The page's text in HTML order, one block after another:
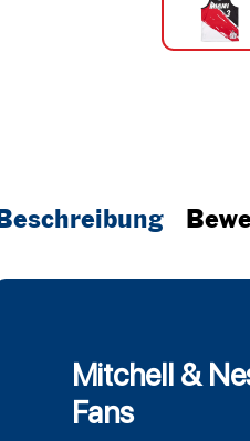
Beschreibung
Mitchell &
Fans